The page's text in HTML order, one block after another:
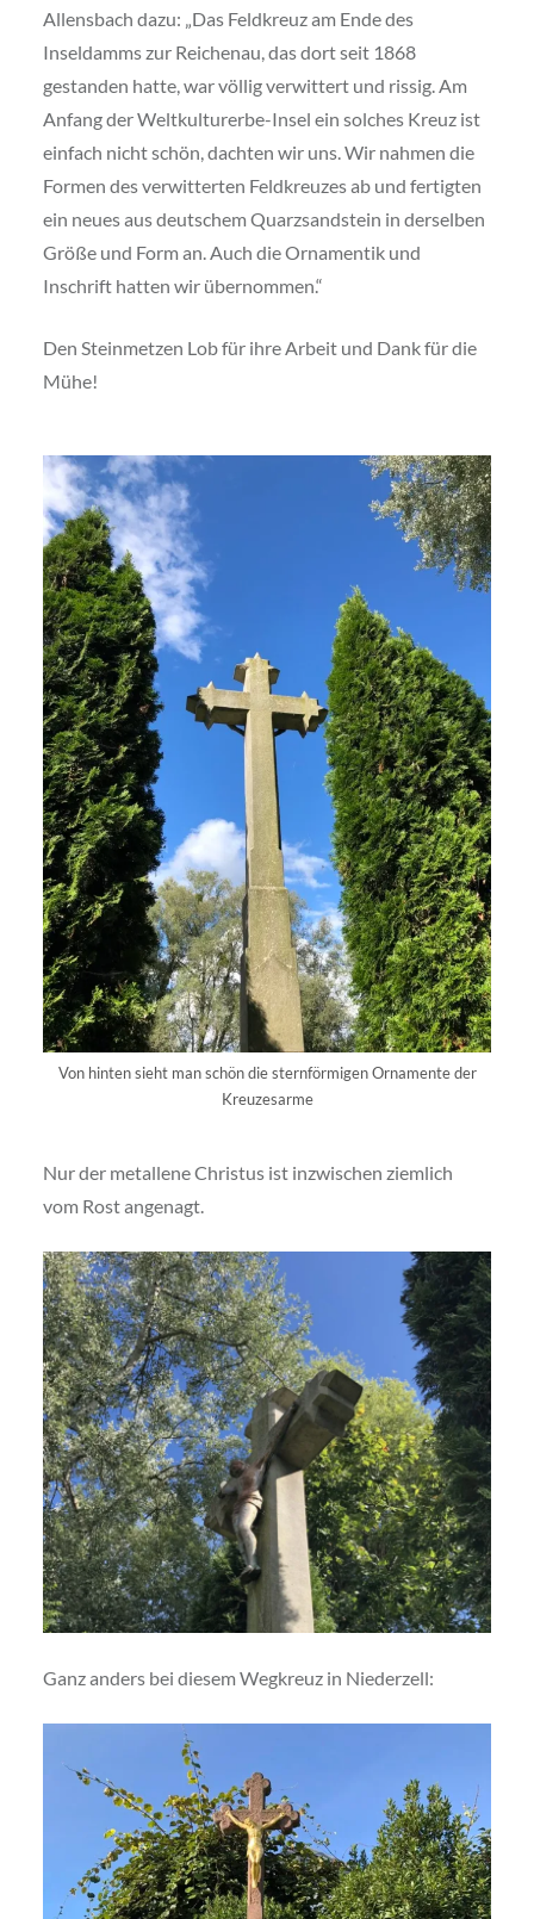
Allensbach dazu: „Das Feldkreuz am Ende des
Inseldamms zur Reichenau, das dort seit 1868
gestanden hatte, war völlig verwittert und rissig. Am
Anfang der Weltkulturerbe-Insel ein solches Kreuz ist
einfach nicht schön, dachten wir uns. Wir nahmen die
Formen des verwitterten Feldkreuzes ab und fertigten
ein neues aus deutschem Quarzsandstein in derselben
Größe und Form an. Auch die Ornamentik und
Inschrift hatten wir übernommen.“
Den Steinmetzen Lob für ihre Arbeit und Dank für die
Mühe!
Von hinten sieht man schön die sternförmigen Ornamente der
Kreuzesarme
Nur der metallene Christus ist inzwischen ziemlich
vom Rost angenagt.
Ganz anders bei diesem Wegkreuz in Niederzell: